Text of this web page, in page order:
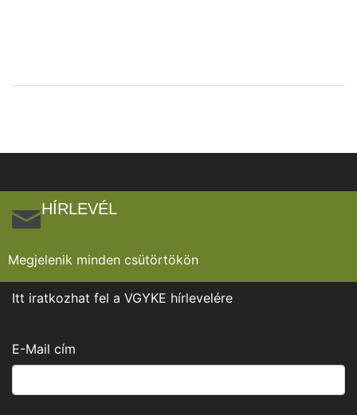
HÍRLEVÉL
Megjelenik minden csütörtökön
Itt iratkozhat fel a VGYKE hírlevelére
E-Mail cím